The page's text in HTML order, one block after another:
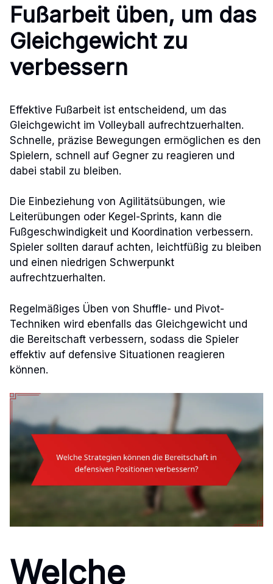
Fußarbeit üben, um das
Gleichgewicht zu
verbessern
Effektive Fußarbeit ist entscheidend, um das
Gleichgewicht im Volleyball aufrechtzuerhalten.
Schnelle, präzise Bewegungen ermöglichen es den
Spielern, schnell auf Gegner zu reagieren und
dabei stabil zu bleiben.
Die Einbeziehung von Agilitätsübungen, wie
Leiterübungen oder Kegel-Sprints, kann die
Fußgeschwindigkeit und Koordination verbessern.
Spieler sollten darauf achten, leichtfüßig zu bleiben
und einen niedrigen Schwerpunkt
aufrechtzuerhalten.
Regelmäßiges Üben von Shuffle- und Pivot-
Techniken wird ebenfalls das Gleichgewicht und
die Bereitschaft verbessern, sodass die Spieler
effektiv auf defensive Situationen reagieren
können.
Welche